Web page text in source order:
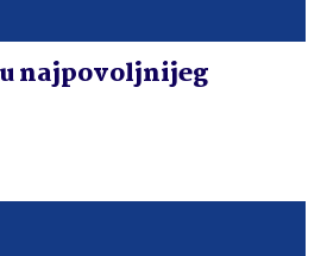
najpovoljnijeg